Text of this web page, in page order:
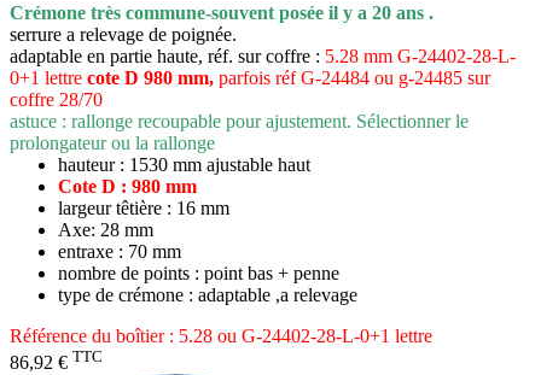
Crémone très commune-souvent posée il y a 20 ans .
serrure a relevage de poignée.
adaptable en partie haute, réf. sur coffre : 5.28 mm G-24402-28-L-
0+1 lettre cote D 980 mm, parfois réf G-24484 ou g-24485 sur
coffre 28/70
astuce : rallonge recoupable pour ajustement. Sélectionner le
prolongateur ou la rallonge
hauteur : 1530 mm ajustable haut
Cote D : 980 mm
largeur têtière : 16 mm
Axe: 28 mm
entraxe : 70 mm
nombre de points : point bas + penne
type de crémone : adaptable ,a relevage
Référence du boîtier : 5.28 ou G-24402-28-L-0+1 lettre
86,92 € TTC